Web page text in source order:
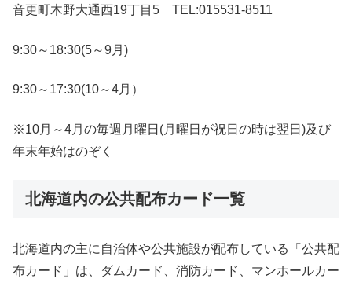
音更町木野大通西19丁目5 TEL:015531-8511
9:30～18:30(5～9月)
9:30～17:30(10～4月）
※10月～4月の毎週月曜日(月曜日が祝日の時は翌日)及び
年末年始はのぞく
北海道内の公共配布カード一覧
北海道内の主に自治体や公共施設が配布している「公共配
布カード」は、ダムカード、消防カード、マンホールカー